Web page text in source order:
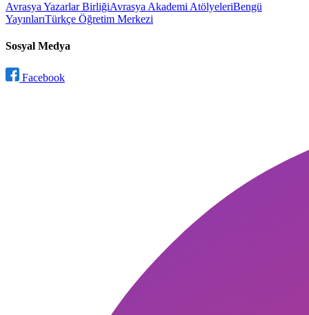
Avrasya Yazarlar BirliğiAvrasya Akademi AtölyeleriBengü
YayınlarıTürkçe Öğretim Merkezi
Sosyal Medya
Facebook